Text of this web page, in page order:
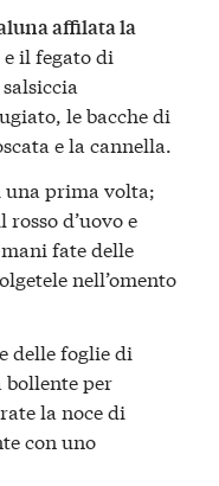
affilata la
e il fegato di
le bacche di
e la cannella.
una prima volta;
d’uovo e
fate delle
nell’omento
delle foglie di
bollente per
la noce di
con uno